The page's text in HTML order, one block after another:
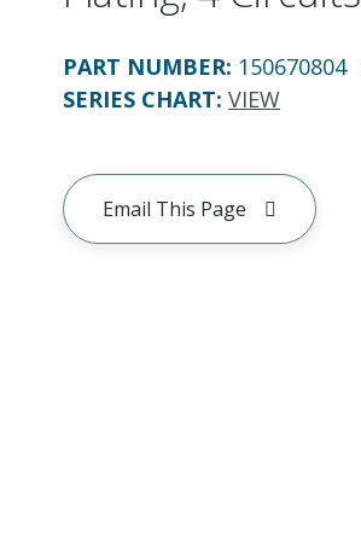
PART NUMBER: 150670804
SERIES CHART: VIEW
Email This Page